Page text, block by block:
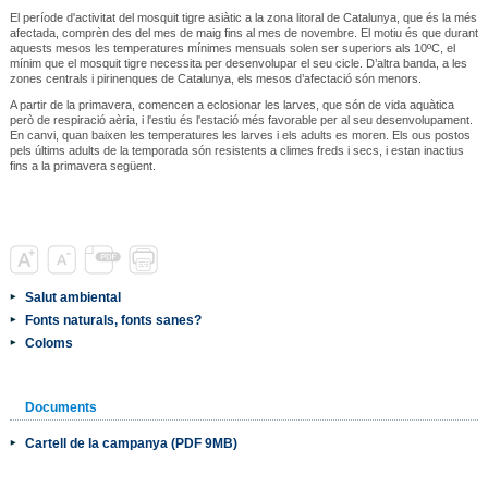
El període d'activitat del mosquit tigre asiàtic a la zona litoral de Catalunya, que és la més
afectada, comprèn des del mes de maig fins al mes de novembre. El motiu és que durant
aquests mesos les temperatures mínimes mensuals solen ser superiors als 10ºC, el
mínim que el mosquit tigre necessita per desenvolupar el seu cicle. D’altra banda, a les
zones centrals i pirinenques de Catalunya, els mesos d’afectació són menors.
A partir de la primavera, comencen a eclosionar les larves, que són de vida aquàtica
però de respiració aèria, i l'estiu és l'estació més favorable per al seu desenvolupament.
En canvi, quan baixen les temperatures les larves i els adults es moren. Els ous postos
pels últims adults de la temporada són resistents a climes freds i secs, i estan inactius
fins a la primavera següent.
Salut ambiental
Fonts naturals, fonts sanes?
Coloms
Documents
Cartell de la campanya (PDF 9MB)